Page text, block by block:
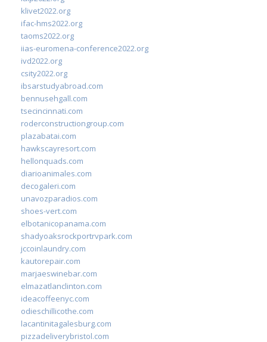
klivet2022.org
ifac-hms2022.org
taoms2022.org
iias-euromena-conference2022.org
ivd2022.org
csity2022.org
ibsarstudyabroad.com
bennusehgall.com
tsecincinnati.com
roderconstructiongroup.com
plazabatai.com
hawkscayresort.com
hellonquads.com
diarioanimales.com
decogaleri.com
unavozparadios.com
shoes-vert.com
elbotanicopanama.com
shadyoaksrockportrvpark.com
jccoinlaundry.com
kautorepair.com
marjaeswinebar.com
elmazatlanclinton.com
ideacoffeenyc.com
odieschillicothe.com
lacantinitagalesburg.com
pizzadeliverybristol.com